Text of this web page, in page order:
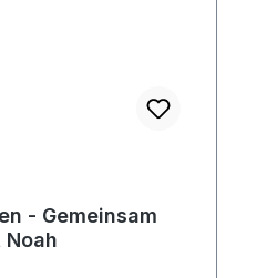
- Gemeinsam